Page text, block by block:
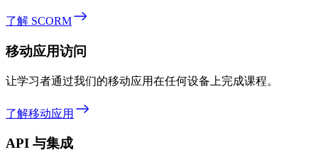
了解 SCORM
移动应用访问
让学习者通过我们的移动应用在任何设备上完成课程。
了解移动应用
API 与集成